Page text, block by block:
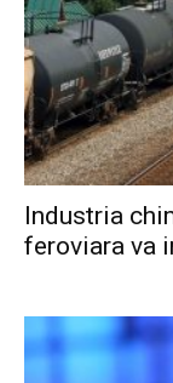
Industria
feroviara va